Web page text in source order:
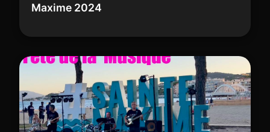
Maxime 2024